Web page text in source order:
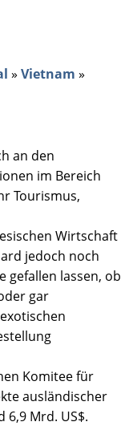
» Vietnam »
an den
im Bereich
Tourismus,
Wirtschaft
jedoch noch
gefallen lassen, ob
gar
Komitee für
ausländischer
Mrd. US$.